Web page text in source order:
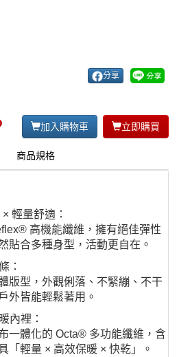
分享
加入購物車 立即購買
商品規格
輕量舒適：
高機能纖維，擁有絕佳彈性
貼合多種身型，活動更自在。
：
版型，外觀俐落、不緊繃、不干
外皆能輕鬆著用。
內裡：
一體化的 Octa® 多功能纖維，含
「輕量 × 高效保暖 × 快乾」。